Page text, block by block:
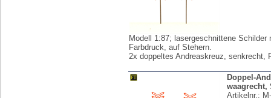
Modell 1:87; lasergeschnittene Schilder
Farbdruck, auf Stehern.
2x doppeltes Andreaskreuz, senkrecht,
Doppel-
waagrecht,
Artikelnr.: